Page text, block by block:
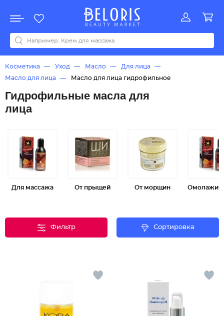
Акции
Все бренды
0-9ABCDEFGHIJKLMNOPQRSTUVWYZАБВДЗИМОКЛНПРСТУФ
Косметика Уход Масло
Для лица
Масло для лица
Масло для лица гидрофильное
Гидрофильные масла для
лица
Для массажа От прыщей От морщин
Фильтр Сортировка